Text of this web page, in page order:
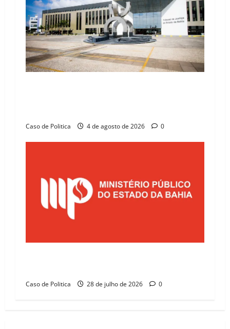
Caso de Politica 4 de agosto de 2026 0
Caso de Politica 28 de julho de 2026 0